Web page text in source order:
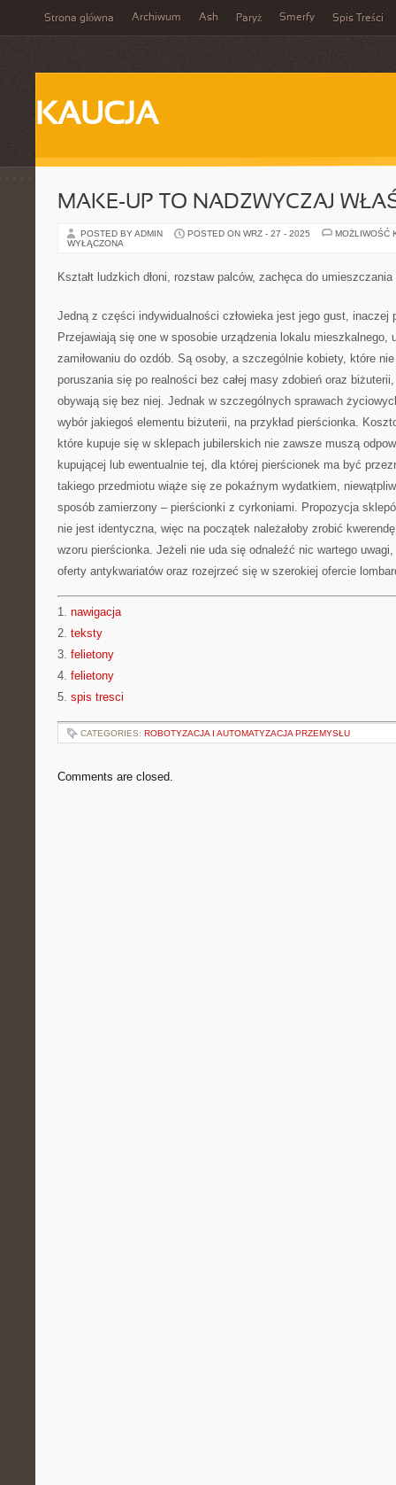
Strona główna Archiwum Ash Paryż Smerfy Spis Treści
KAUCJA
MAKE-UP TO NADZWYCZAJ
POSTED BY ADMIN POSTED ON WRZ - 27 - 2025
MOŻLIWOŚĆ
WYŁĄCZONA
Kształt ludzkich dłoni, rozstaw palców, zachęca do
Jedną z części indywidualności człowieka jest jego gust, inaczej
Przejawiają się one w sposobie urządzenia lokalu mieszkalnego,
zamiłowaniu do ozdób. Są osoby, a szczególnie kobiety, które
poruszania się po realności bez całej masy zdobień oraz
obywają się bez niej. Jednak w szczególnych sprawach
wybór jakiegoś elementu biżuterii, na przykład pierścionka.
które kupuje się w sklepach jubilerskich nie zawsze muszą
kupującej lub ewentualnie tej, dla której pierścionek ma być
takiego przedmiotu wiąże się ze pokaźnym wydatkiem,
sposób zamierzony – pierścionki z cyrkoniami. Propozycja
nie jest identyczna, więc na początek należałoby zrobić
wzoru pierścionka. Jeżeli nie uda się odnaleźć nic wartego
oferty antykwariatów oraz rozejrzeć się w szerokiej ofercie
1. nawigacja
2. teksty
3. felietony
4. felietony
5. spis tresci
CATEGORIES: ROBOTYZACJA I AUTOMATYZACJA PRZEMYSŁU
Comments are closed.